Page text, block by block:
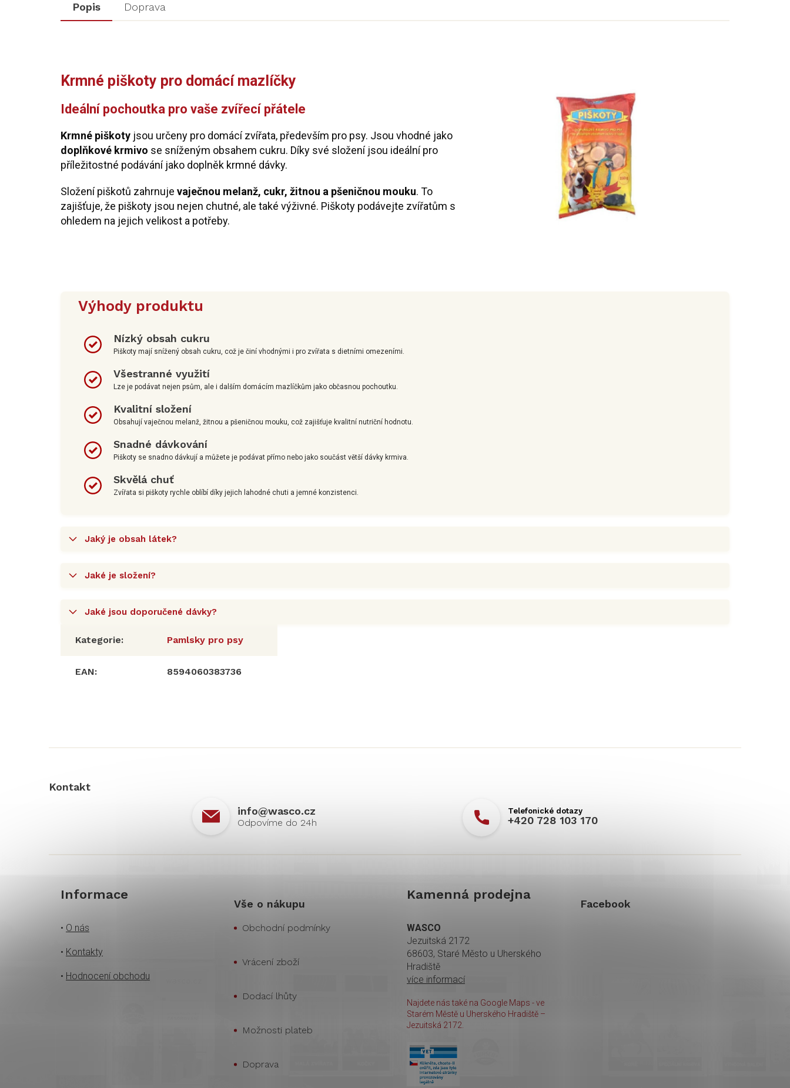
Popis Doprava
Krmné piškoty pro domácí mazlíčky
Ideální pochoutka pro vaše zvířecí přátele
Krmné piškoty jsou určeny pro domácí zvířata, především pro psy. Jsou vhodné jako
doplňkové krmivo se sníženým obsahem cukru. Díky své složení jsou ideální pro
příležitostné podávání jako doplněk krmné dávky.
Složení piškotů zahrnuje vaječnou melanž, cukr, žitnou a pšeničnou mouku. To
zajišťuje, že piškoty jsou nejen chutné, ale také výživné. Piškoty podávejte zvířatům s
ohledem na jejich velikost a potřeby.
Výhody produktu
Nízký obsah cukru
Piškoty mají snížený obsah cukru, což je činí vhodnými i pro zvířata s dietními omezeními.
Všestranné využití
Lze je podávat nejen psům, ale i dalším domácím mazlíčkům jako občasnou pochoutku.
Kvalitní složení
Obsahují vaječnou melanž, žitnou a pšeničnou mouku, což zajišťuje kvalitní nutriční hodnotu.
Snadné dávkování
Piškoty se snadno dávkují a můžete je podávat přímo nebo jako součást větší dávky krmiva.
Skvělá chuť
Zvířata si piškoty rychle oblíbí díky jejich lahodné chuti a jemné konzistenci.
Jaký je obsah látek?
Jaké je složení?
Jaké jsou doporučené dávky?
Kategorie: Pamlsky pro psy
EAN: 8594060383736
Kontakt
info@wasco.cz
+420 728 103 170
Informace
• O nás
• Kontakty
• Hodnocení obchodu
Vše o nákupu
Obchodní podmínky
Vrácení zboží
Dodací lhůty
Možnosti plateb
Doprava
Kamenná prodejna
WASCO
Jezuitská 2172
68603, Staré Město u Uherského
Hradiště
více informací
Najdete nás také na Google Maps - ve
Starém Městě u Uherského Hradiště –
Jezuitská 2172.
Facebook